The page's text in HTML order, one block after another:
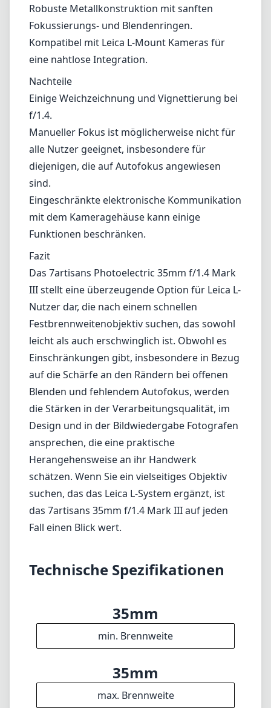
Vorteile und Nachteile
Vorteile
Kompaktes und leichtes Design, ideal für
Reisen und Straßenfotografie.
Schnelle Blende von f/1.4 für schwaches Licht
und schönes Bokeh.
Robuste Metallkonstruktion mit sanften
Fokussierungs- und Blendenringen.
Kompatibel mit Leica L-Mount Kameras für
eine nahtlose Integration.
Nachteile
Einige Weichzeichnung und Vignettierung bei
f/1.4.
Manueller Fokus ist möglicherweise nicht für
alle Nutzer geeignet, insbesondere für
diejenigen, die auf Autofokus angewiesen
sind.
Eingeschränkte elektronische Kommunikation
mit dem Kameragehäuse kann einige
Funktionen beschränken.
Fazit
Das 7artisans Photoelectric 35mm f/1.4 Mark
III stellt eine überzeugende Option für Leica L-
Nutzer dar, die nach einem schnellen
Festbrennweitenobjektiv suchen, das sowohl
leicht als auch erschwinglich ist. Obwohl es
Einschränkungen gibt, insbesondere in Bezug
auf die Schärfe an den Rändern bei offenen
die Stärken in der Verarbeitungsqualität, im
Design und in der Bildwiedergabe Fotografen
Herangehensweise an ihr Handwerk
schätzen. Wenn Sie ein vielseitiges Objektiv
suchen, das das Leica L-System ergänzt, ist
das 7artisans 35mm f/1.4 Mark III auf jeden
Fall einen Blick wert.